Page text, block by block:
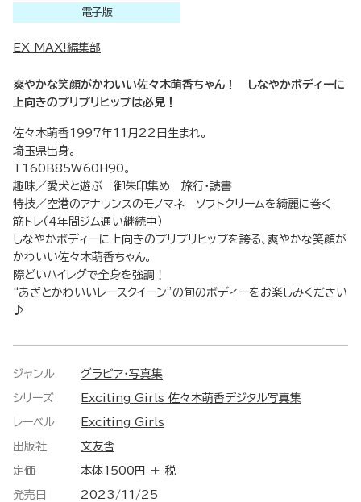
電子版
EX MAX!編集部
爽やかな笑顔がかわいい佐々木萌香ちゃん！ しなやかボディーに
上向きのプリプリヒップは必見！
佐々木萌香1997年11月22日生まれ。
埼玉県出身。
T160B85W60H90。
趣味／愛犬と遊ぶ 御朱印集め 旅行・読書
特技／空港のアナウンスのモノマネ ソフトクリームを綺麗に巻く
筋トレ（4年間ジム通い継続中）
しなやかボディーに上向きのプリプリヒップを誇る、爽やかな笑顔が
かわいい佐々木萌香ちゃん。
際どいハイレグで全身を強調！
“あざとかわいいレースクイーン”の旬のボディーをお楽しみください
♪
ジャンル グラビア・写真集
シリーズ Exciting Girls 佐々木萌香デジタル写真集
レーベル Exciting Girls
出版社 文友舎
定価 本体1500円 ＋ 税
発売日 2023/11/25